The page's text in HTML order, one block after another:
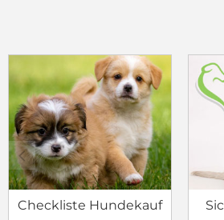
Checkliste Hundekauf
c